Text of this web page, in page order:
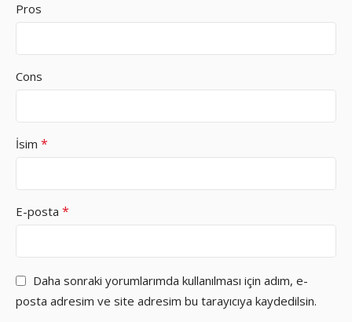
Pros
Cons
İsim *
E-posta *
Daha sonraki yorumlarımda kullanılması için adım, e-
posta adresim ve site adresim bu tarayıcıya kaydedilsin.